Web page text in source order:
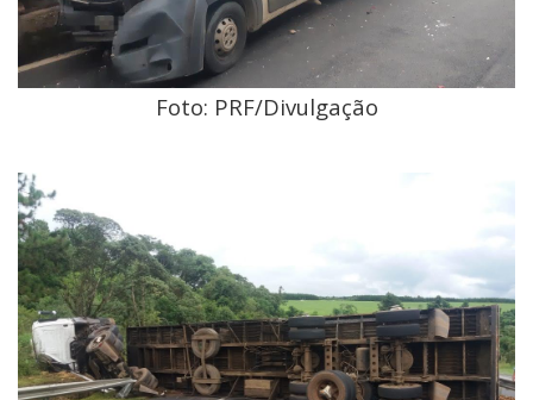
Foto: PRF/Divulgação